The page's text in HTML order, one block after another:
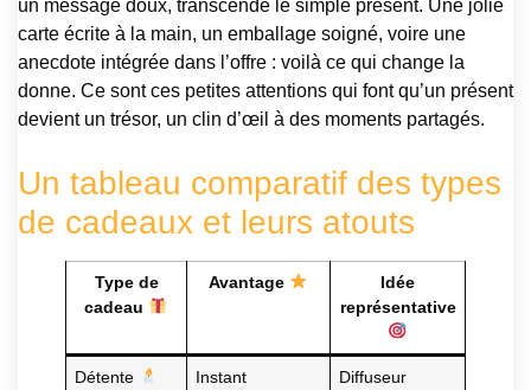
un message doux, transcende le simple présent. Une jolie
carte écrite à la main, un emballage soigné, voire une
anecdote intégrée dans l’offre : voilà ce qui change la
donne. Ce sont ces petites attentions qui font qu’un présent
devient un trésor, un clin d’œil à des moments partagés.
Un tableau comparatif des types
de cadeaux et leurs atouts
Type de
cadeau
Avantage
Idée
représentative
Détente
Instant
Diffuseur